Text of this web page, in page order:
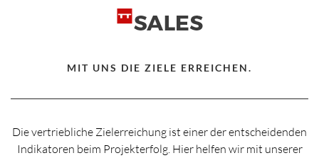
MIT UNS DIE ZIELE ERREICHEN.
Die vertriebliche Zielerreichung ist einer der entscheidenden
Indikatoren beim Projekterfolg. Hier helfen wir mit unserer